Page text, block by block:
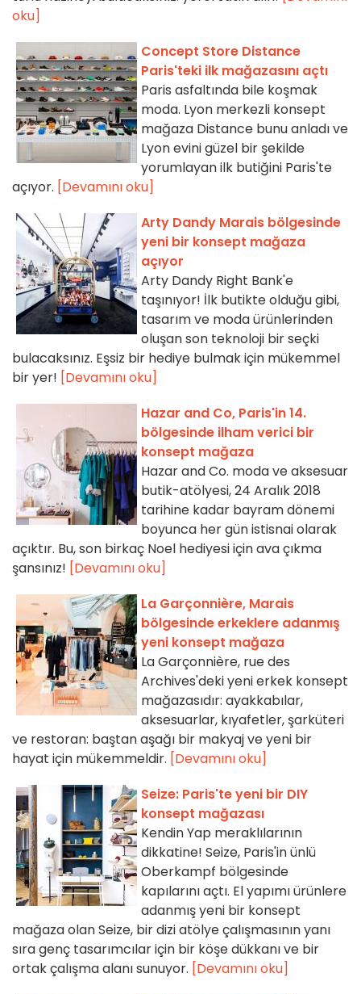
oku]
Concept Store Distance
Paris'teki ilk mağazasını açtı
Paris asfaltında bile koşmak
moda. Lyon merkezli konsept
mağaza Distance bunu anladı ve
Lyon evini güzel bir şekilde
yorumlayan ilk butiğini Paris'te
açıyor. [Devamını oku]
Arty Dandy Marais bölgesinde
yeni bir konsept mağaza
açıyor
Arty Dandy Right Bank'e
taşınıyor! İlk butikte olduğu gibi,
tasarım ve moda ürünlerinden
oluşan son teknoloji bir seçki
bulacaksınız. Eşsiz bir hediye bulmak için mükemmel
bir yer! [Devamını oku]
Hazar and Co, Paris'in 14.
bölgesinde ilham verici bir
konsept mağaza
Hazar and Co. moda ve aksesuar
butik-atölyesi, 24 Aralık 2018
tarihine kadar bayram dönemi
boyunca her gün istisnai olarak
açıktır. Bu, son birkaç Noel hediyesi için ava çıkma
şansınız! [Devamını oku]
La Garçonnière, Marais
bölgesinde erkeklere adanmış
yeni konsept mağaza
La Garçonnière, rue des
Archives'deki yeni erkek konsept
mağazasıdır: ayakkabılar,
aksesuarlar, kıyafetler, şarküteri
ve restoran: baştan aşağı bir makyaj ve yeni bir
hayat için mükemmeldir. [Devamını oku]
Seize: Paris'te yeni bir DIY
konsept mağazası
Kendin Yap meraklılarının
dikkatine! Seize, Paris'in ünlü
Oberkampf bölgesinde
kapılarını açtı. El yapımı ürünlere
adanmış yeni bir konsept
mağaza olan Seize, bir dizi atölye çalışmasının yanı
sıra genç tasarımcılar için bir köşe dükkanı ve bir
ortak çalışma alanı sunuyor. [Devamını oku]